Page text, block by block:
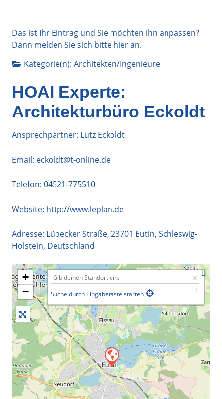
Das ist Ihr Eintrag und Sie möchten ihn anpassen?
Dann melden Sie sich bitte hieran.
Kategorie(n): Architekten/Ingenieure
HOAI Experte:
Architekturbüro Eckoldt
Ansprechpartner: Lutz Eckoldt
Email: eckoldt@t-online.de
Telefon: 04521-775510
Website: http://www.leplan.de
Adresse: Lübecker Straße, 23701 Eutin, Schleswig-
Holstein, Deutschland
+
−
Suche durch Eingabetaste starten